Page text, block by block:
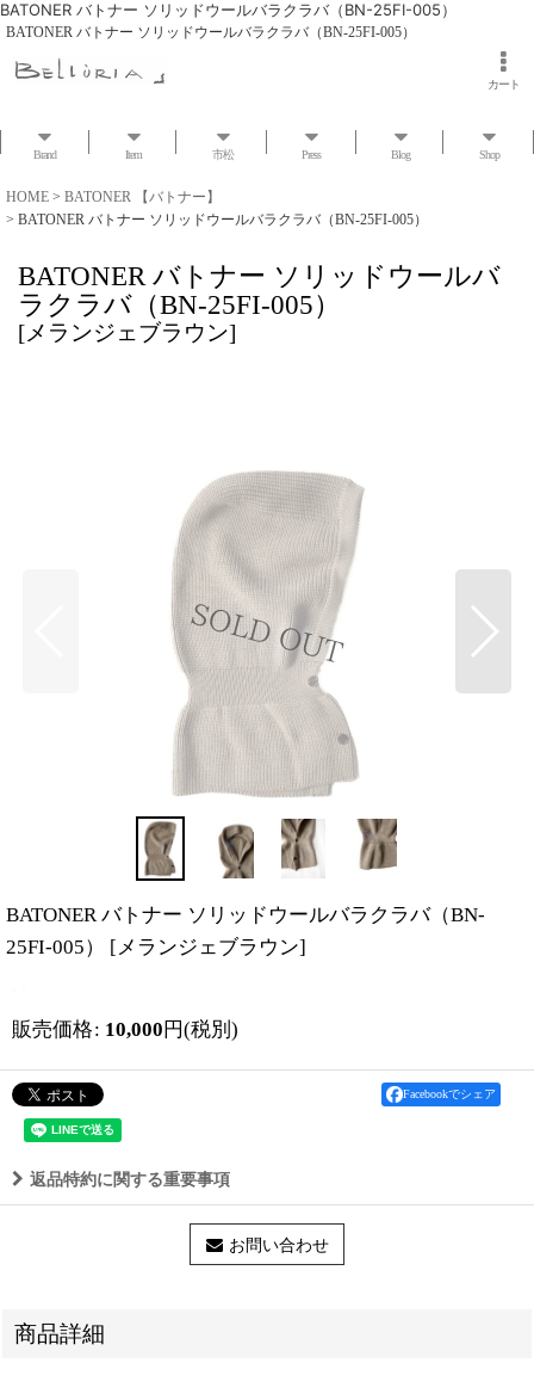
BATONER バトナー ソリッドウールバラクラバ（BN-25FI-005）
BATONER バトナー ソリッドウールバラクラバ（BN-25FI-005）
カート
Brand Item 市松 Press Blog Shop
HOME > BATONER 【バトナー】
> BATONER バトナー ソリッドウールバラクラバ（BN-25FI-005）
BATONER バトナー ソリッドウールバ
ラクラバ（BN-25FI-005）
[メランジェブラウン]
BATONER バトナー ソリッドウールバラクラバ（BN-
25FI-005）
[ メランジェブラウン]
販売価格: 10,000 円(税別)
Facebookでシェア
返品特約に関する重要事項
お問い合わせ
商品詳細